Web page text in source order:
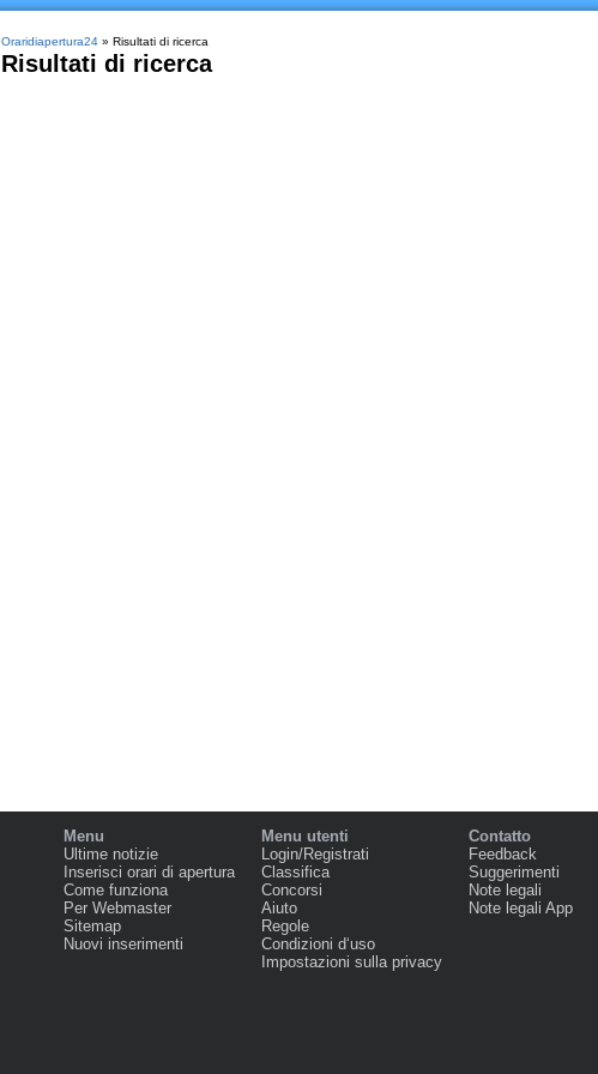
Oraridiapertura24» Risultati di ricerca
Risultati di ricerca
Menu
Ultime notizie
Inserisci orari di apertura
Come funziona
Per Webmaster
Sitemap
Nuovi inserimenti
Menu utenti
Login/Registrati
Classifica
Concorsi
Aiuto
Regole
Condizioni d‘uso
Impostazioni sulla privacy
Contatto
Feedback
Suggerimenti
Note legali
Note legali App